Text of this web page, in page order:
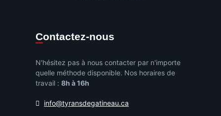
Contactez-nous
N'hésitez pas à nous contacter par n'importe
quelle méthode disponible. Nos horaires de
travail : 8h à 16h
info@tyransdegatineau.ca